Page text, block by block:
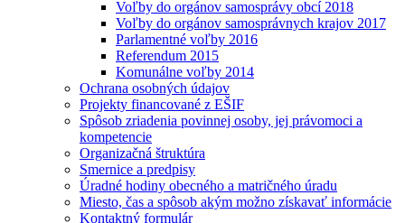
Voľby do orgánov samosprávy obcí 2018
Voľby do orgánov samosprávnych krajov 2017
Parlamentné voľby 2016
Referendum 2015
Komunálne voľby 2014
Ochrana osobných údajov
Projekty financované z EŠIF
Spôsob zriadenia povinnej osoby, jej právomoci a
kompetencie
Organizačná štruktúra
Smernice a predpisy
Úradné hodiny obecného a matričného úradu
Miesto, čas a spôsob akým možno získavať informácie
Kontaktný formulár